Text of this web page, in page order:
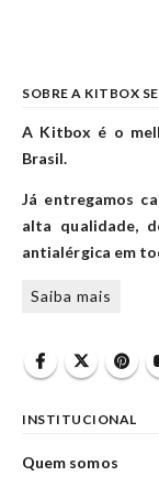
SOBRE A KITBOX
A Kitbox é o
Brasil.
Já entregamos
alta qualidade,
antialérgica em
Saiba mais
INSTITUCIONAL
Quem somos